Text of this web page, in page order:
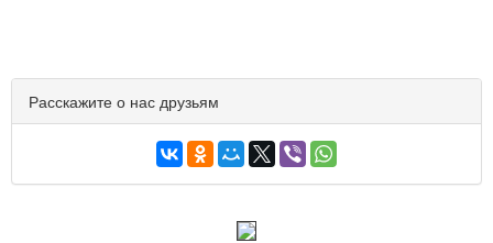
Расскажите о нас друзьям